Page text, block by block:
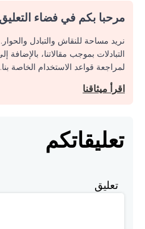
مرحبا بكم في فضاء التعليق
نريد مساحة للنقاش والتبادل
التبادلات بموجب مقالاتنا،
لمراجعة قواعد الاستخدام الخاصة بنا.
اقرأ ميثاقنا
تعليقاتكم
تعليق